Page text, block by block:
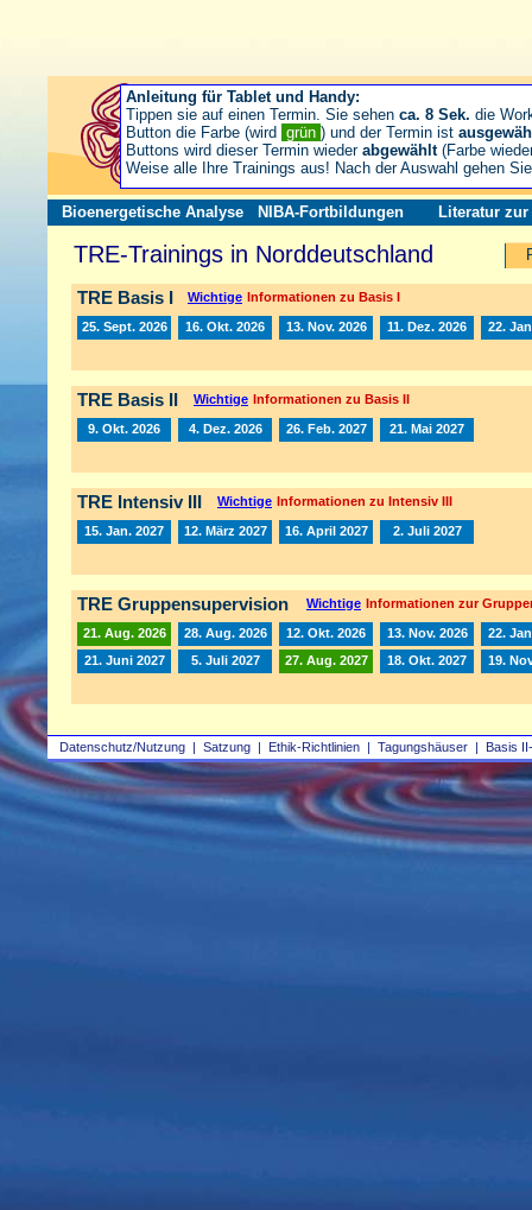
Datenschutz/Nutzung | Satzung | Ethik-Richtlinien | Tagungshäuser | Basis
Bioenergetische Analyse NIBA-Fortbildungen Literatur zur
TRE-Trainings in Norddeutschland
TRE Basis I Wichtige Informationen zu Basis I
25. Sept. 2026 16. Okt. 2026 13. Nov. 2026 11. Dez. 2026 22.
TRE Basis II Wichtige Informationen zu Basis II
9. Okt. 2026 4. Dez. 2026 26. Feb. 2027 21. Mai 2027
TRE Intensiv III Wichtige Informationen zu Intensiv III
15. Jan. 2027 12. März 2027 16. April 2027 2. Juli 2027
TRE Gruppensupervision Wichtige Informationen zur
21. Aug. 2026 28. Aug. 2026 12. Okt. 2026 13. Nov. 2026
22.
21. Juni 2027
5. Juli 2027 27. Aug. 2027 18. Okt. 2027 19.
Anleitung für Tablet und Handy:
Tippen sie auf einen Termin. Sie sehen ca. 8 Sek. die
Button die Farbe (wird grün ) und der Termin ist
Buttons wird dieser Termin wieder abgewählt(Farbe
Weise alle Ihre Trainings aus! Nach der Auswahl gehen